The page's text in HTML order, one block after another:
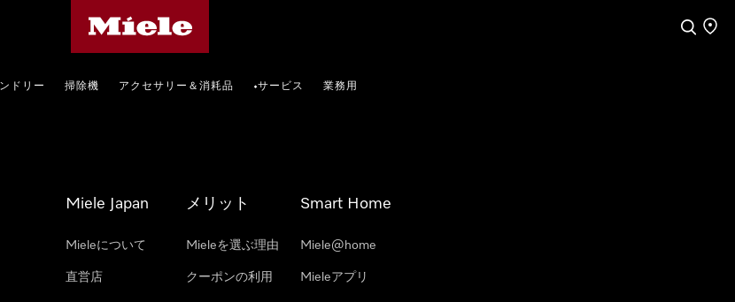
検索 店舗
ドリー 掃除機 アクセサリー＆消耗品 •サービス 業務用
Miele Japan
Mieleについて
直営店
メリット
Mieleを選ぶ理由
クーポンの利用
Smart Home
Miele@home
Mieleアプリ